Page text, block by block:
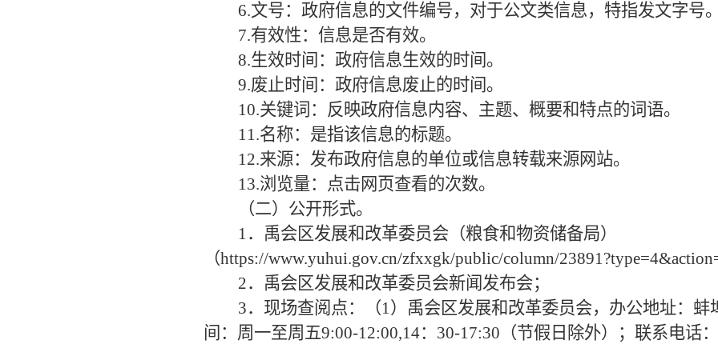
6.文号：政府信息的文件编号，对于公文类信息，特指发文字号
7.有效性：信息是否有效。
8.生效时间：政府信息生效的时间。
9.废止时间：政府信息废止的时间。
10.关键词：反映政府信息内容、主题、概要和特点的词语。
11.名称：是指该信息的标题。
12.来源：发布政府信息的单位或信息转载来源网站。
13.浏览量：点击网页查看的次数。
（二）公开形式。
1．禹会区发展和改革委员会（粮食和物资储备局）
（https://www.yuhui.gov.cn/zfxxgk/public/column/
2．禹会区发展和改革委员会新闻发布会；
3．现场查阅点：（1）禹会区发展和改革委员会，办公地址：
间：周一至周五9:00-12:00,14：30-17:30（节假日除外）；联系电话